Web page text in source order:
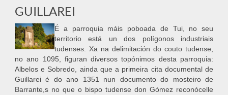
GUILLAREI
É a parroquia máis poboada de Tui, no seu
territorio está un dos polígonos industriais
tudenses. Xa na delimitación do couto tudense,
no ano 1095, figuran diversos topónimos desta parroquia:
Albelos e Sobredo, ainda que a primeira cita documental de
Guillarei é do ano 1351 nun documento do mosteiro de
Barrante,s no que o bispo tudense don Gómez reconócelle